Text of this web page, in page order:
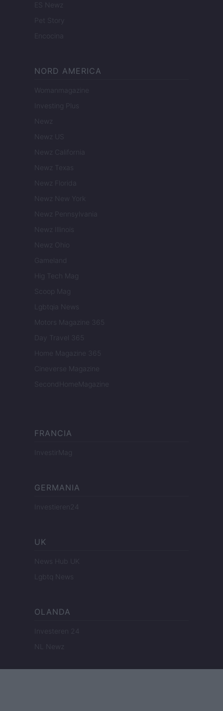
ES Newz
Pet Story
Encocina
NORD AMERICA
Womanmagazine
Investing Plus
Newz
Newz US
Newz California
Newz Texas
Newz Florida
Newz New York
Newz Pennsylvania
Newz Illinois
Newz Ohio
Gameland
Hig Tech Mag
Scoop Mag
Lgbtqia News
Motors Magazine 365
Day Travel 365
Home Magazine 365
Cineverse Magazine
SecondHomeMagazine
FRANCIA
InvestirMag
GERMANIA
Investieren24
UK
News Hub UK
Lgbtq News
OLANDA
Investeren 24
NL Newz